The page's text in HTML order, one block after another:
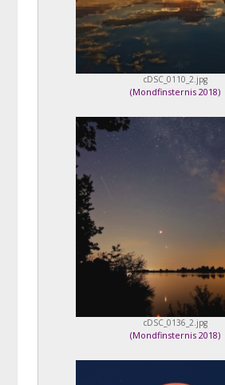
cDSC_0110_2.jpg
(Mondfinsternis 2018)
cDSC_0136_2.jpg
(Mondfinsternis 2018)